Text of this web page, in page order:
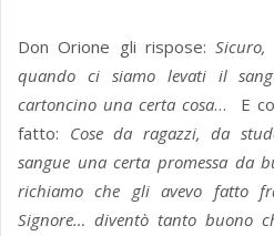
Don Orione gli rispose:
quando ci siamo levati il
cartoncino una certa cosa… E
fatto: Cose da ragazzi, da
sangue una certa promessa da
richiamo che gli avevo fatto
Signore… diventò tanto buono